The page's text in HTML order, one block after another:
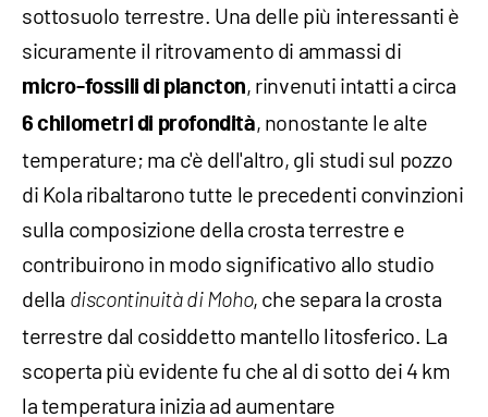
sottosuolo terrestre. Una delle più interessanti è
sicuramente il ritrovamento di ammassi di
micro-fossili di plancton, rinvenuti intatti a circa
6 chilometri di profondità, nonostante le alte
temperature; ma c'è dell'altro, gli studi sul pozzo
di Kola ribaltarono tutte le precedenti convinzioni
sulla composizione della crosta terrestre e
contribuirono in modo significativo allo studio
della discontinuità di Moho, che separa la crosta
terrestre dal cosiddetto mantello litosferico. La
scoperta più evidente fu che al di sotto dei 4 km
la temperatura inizia ad aumentare